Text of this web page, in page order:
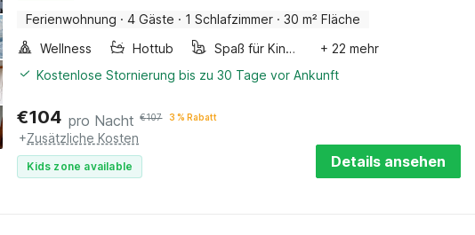
Ferienwohnung · 4 Gäste · 1 Schlafzimmer · 30 m² Fläche
Wellness
Hottub Spaß für Kinder
+ 22 mehr
Kostenlose Stornierung bis zu 30 Tage vor Ankunft
€104 pro Nacht €107 3 % Rabatt
+Zusätzliche Kosten
Kids zone available Details ansehen